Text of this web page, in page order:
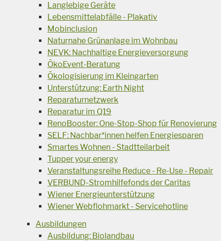
Langlebige Geräte
Lebensmittelabfälle - Plakativ
Mobinclusion
Naturnahe Grünanlage im Wohnbau
NEVK: Nachhaltige Energieversorgung
ÖkoEvent-Beratung
Ökologisierung im Kleingarten
Unterstützung: Earth Night
Reparaturnetzwerk
Reparatur im Q19
RenoBooster: One-Stop-Shop für Renovierung
SELF: Nachbar*innen helfen Energiesparen
Smartes Wohnen - Stadtteilarbeit
Tupper your energy
Veranstaltungsreihe Reduce - Re-Use - Repair
VERBUND-Stromhilfefonds der Caritas
Wiener Energieunterstützung
Wiener Webflohmarkt - Servicehotline
Ausbildungen
Ausbildung: Biolandbau